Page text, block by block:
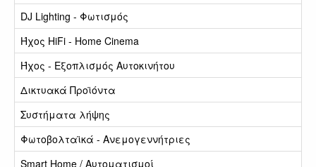
DJ Lighting - Φωτισμός
Ήχος HiFi - Home Cinema
Ήχος - Εξοπλισμός Αυτοκινήτου
Δικτυακά Προϊόντα
Συστήματα λήψης
Φωτοβολταϊκά - Ανεμογεννήτριες
Smart Home / Αυτοματισμοί